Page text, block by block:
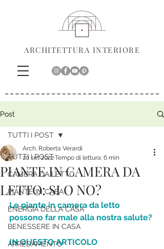
ARCHITETTURA INTERIORE
Post
TUTTI I POST
CAMERA DA LETTO
PIANTE IN CASA
ENERGIA DELLA CASA
BENESSERE IN CASA
ARREDAMENTO
TUTTI I POST
PIANTE IN CAMERA DA
LETTO: SI O NO?
Arch. Roberta Verardi
20 set 2022Tempo di lettura: 6 min
Le piante in camera da letto
possono far male alla nostra salute?
IN QUESTO ARTICOLO